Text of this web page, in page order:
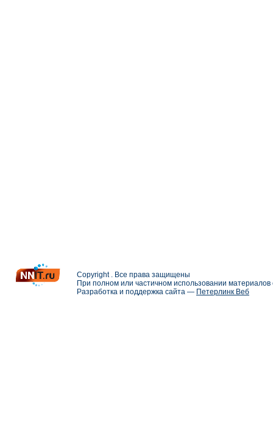
Copyright . Все права защищены
При полном или частичном использовании
Разработка и поддержка сайта — Петерлинк Веб